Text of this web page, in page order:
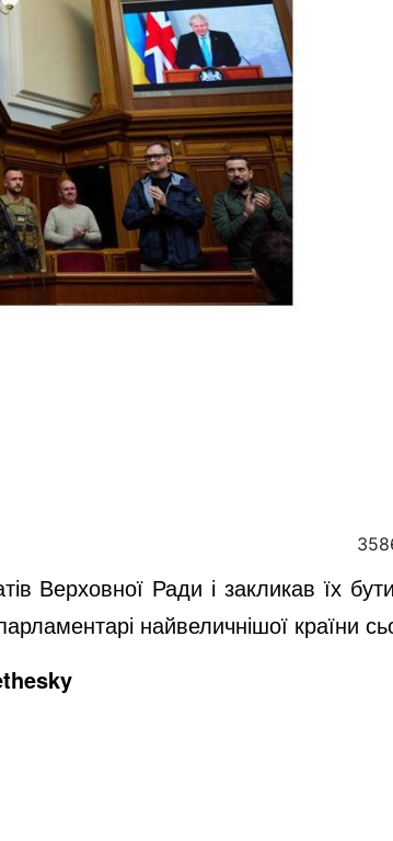
Верховної Ради і закликав їх
найвеличнішої країни